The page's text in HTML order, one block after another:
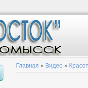
Главная » Видео »